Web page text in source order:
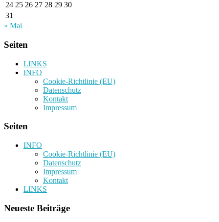
24 25 26 27 28 29 30
31
« Mai
Seiten
LINKS
INFO
Cookie-Richtlinie (EU)
Datenschutz
Kontakt
Impressum
Seiten
INFO
Cookie-Richtlinie (EU)
Datenschutz
Impressum
Kontakt
LINKS
Neueste Beiträge